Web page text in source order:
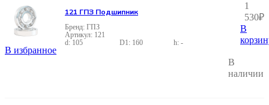
В избранное
121
105
160 -
ГПЗ
121 ГПЗ Подшипник
1
530₽
В
В
наличии